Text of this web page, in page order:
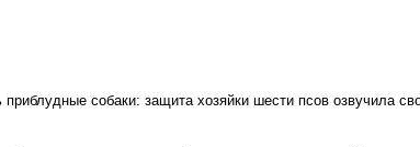
собаки: защита хозяйки шести псов озвучила